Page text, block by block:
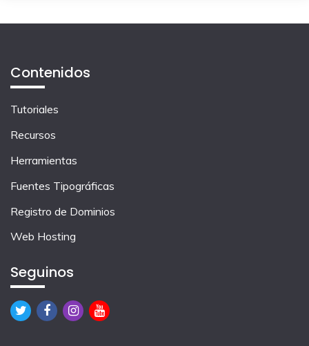
Contenidos
Tutoriales
Recursos
Herramientas
Fuentes Tipográficas
Registro de Dominios
Web Hosting
Seguinos